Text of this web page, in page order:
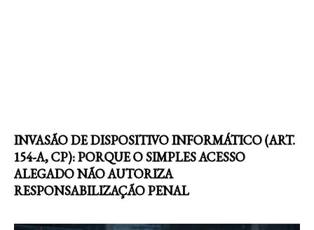
INVASÃO DE DISPOSITIVO INFORMÁTICO (ART.
154-A, CP): PORQUE O SIMPLES ACESSO
ALEGADO NÃO AUTORIZA
RESPONSABILIZAÇÃO PENAL